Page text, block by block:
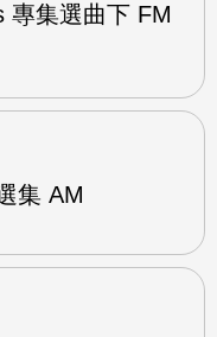
專集選曲下 FM
集 AM